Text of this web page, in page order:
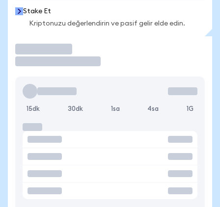
Stake Et
Kriptonuzu değerlendirin ve pasif gelir elde edin.
15dk 30dk 1sa 4sa 1G